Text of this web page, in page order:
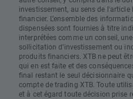
investissement, au sens de
financier. L’ensemble des
dispensées sont fournies à titre
interprétées comme un conseil,
sollicitation d’investissement ou
produits financiers. XTB ne peut
qui en est faite et des
final restant le seul décisionnaire
compte de trading XTB. Toute
et à cet égard toute décision prise